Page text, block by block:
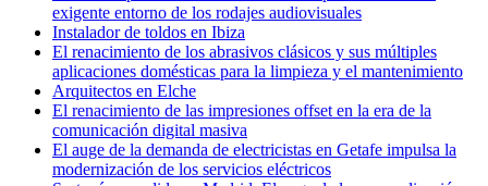
exigente entorno de los rodajes audiovisuales
Instalador de toldos en Ibiza
El renacimiento de los abrasivos clásicos y sus múltiples
aplicaciones domésticas para la limpieza y el mantenimiento
Arquitectos en Elche
El renacimiento de las impresiones offset en la era de la
comunicación digital masiva
El auge de la demanda de electricistas en Getafe impulsa la
modernización de los servicios eléctricos